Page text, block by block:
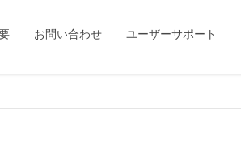
お問い合わせ ユーザーサポート